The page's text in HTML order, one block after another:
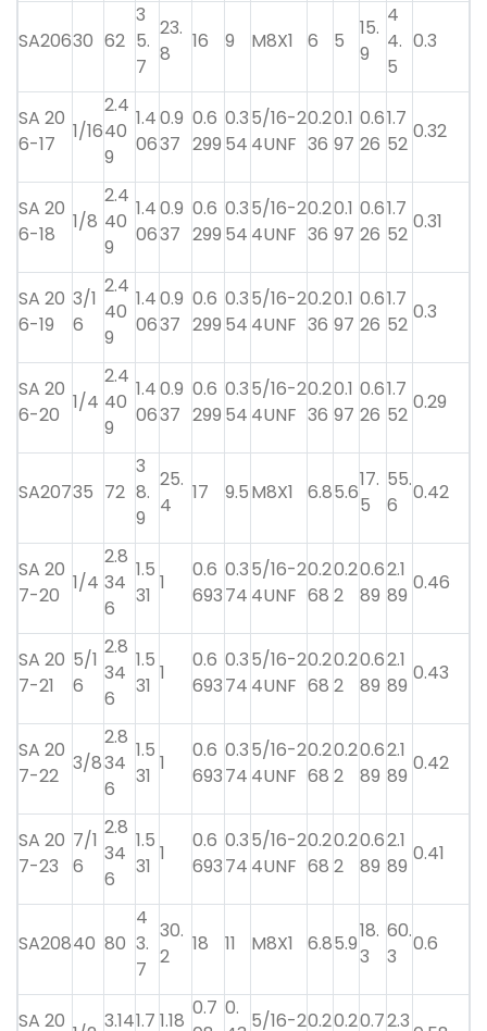
SA20630 62
3
5.
7
23.
8
16 9 M8X1 6 5
15.
9
4
4.
5
0.3
SA 20
6-17
1/16
2.4
40
9
1.4
06
0.9
37
0.6
299
0.3
54
5/16-2
4UNF
0.2
36
0.1
97
0.6
26
1.7
52
0.32
SA 20
6-18
1/8
2.4
40
9
1.4
06
0.9
37
0.6
299
0.3
54
5/16-2
4UNF
0.2
36
0.1
97
0.6
26
1.7
52
0.31
SA 20
6-19
3/1
6
2.4
40
9
1.4
06
0.9
37
0.6
299
0.3
54
5/16-2
4UNF
0.2
36
0.1
97
0.6
26
1.7
52
0.3
SA 20
6-20
1/4
2.4
40
9
1.4
06
0.9
37
0.6
299
0.3
54
5/16-2
4UNF
0.2
36
0.1
97
0.6
26
1.7
52
0.29
SA20735 72
3
8.
9
25.
4
17 9.5M8X1 6.85.6
17.
5
55.
6
0.42
SA 20
7-20
1/4
2.8
34
6
1.5
31
1
0.6
693
0.3
74
5/16-2
4UNF
0.2
68
0.2
2
0.6
89
2.1
89
0.46
SA 20
7-21
5/1
6
2.8
34
6
1.5
31
1
0.6
693
0.3
74
5/16-2
4UNF
0.2
68
0.2
2
0.6
89
2.1
89
0.43
SA 20
7-22
3/8
2.8
34
6
1.5
31
1
0.6
693
0.3
74
5/16-2
4UNF
0.2
68
0.2
2
0.6
89
2.1
89
0.42
SA 20
7-23
7/1
6
2.8
34
6
1.5
31
1
0.6
693
0.3
74
5/16-2
4UNF
0.2
68
0.2
2
0.6
89
2.1
89
0.41
SA20840 80
4
3.
7
30.
2
18 11 M8X1 6.85.9
18.
3
60.
3
0.6
SA 20 3.141.7 1.18
0.7 0.
5/16-20.20.20.72.3